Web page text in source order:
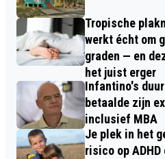
Tropische
werkt écht om
graden — en
het juist erger
Infantino's
betaalde zijn
inclusief MBA
Je plek in het
risico op